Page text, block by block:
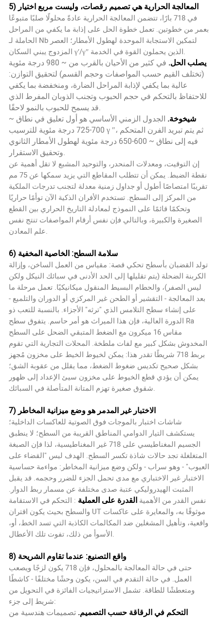
5) المعالجة الحرارية هي تصميم رقصات، وليست مربع اختيار
في 718 بارًا، تتضمن المعالجة الحرارية عادةً محلولًا صلبًا متبوعًا
بعمر من خطوتين. تعمل خطوة الحل على إذابة ما يكفي من المراحل
الحاملة لـ Nb لتمكين الاستجابة الموحدة لهطول الأمطار؛ العصر
المزدوج يبني السكان γ′/γ″ الذين يحملون القوة في الخدمة.
يصلب الحل.
في كثير من الأحيان بالقرب من ~ 980 درجة مئوية
(تختلف القيم حسب المواصفات وحجم القسم) لتحقيق التوازن:
عالية بما يكفي لإذابة المراحل الضارة، ومنخفضة بما يكفي
للاحتفاظ بالتحكم في حجم الحبوب وتجنب الذوبان المفرط الذي
قد يسمح للحبوب بالنمو لاحقًا.
شيخوخة. الجدول الزمني الأساسي هو أول تعليق في نطاق ~
700-725 درجة مئوية للترسيب γ ″، ثم يتم تبريد الفرن المتحكم
فيه إلى نطاق ~ 600-650 درجة مئوية لهطول الأمطار الثانوي
وتحقيق الاستقرار.
إن التوقيت، ومعدلات المنحدر، والتوحيد المشبع لا تقل أهمية عن
نقطة الضبط. يمكن أن تتطلب المقاطع التي يزيد سمكها عن 75 مم
تقريبًا امتصاصًا أطول أو جداول زمنية معدلة لتجنب تدرجات الملكية
من المركز إلى السطح. تستخدم الأفران الذكية الآن توأمًا حراريًا
وتحكمًا قائمًا على النموذج لمعادلة التاريخ الحراري بين القطع
الصغيرة والكبيرة، وبالتالي فإن نفس أرقام المواصفات تنتج نفس
علم المعادن.
6) سلامة السطح: الخاصية المخفية
تولد القضبان بأسطح تحكي قصة: مقياس من العمل الساخن، وإزالة
الكربنة الضحلة (يتم تقليلها إلى الحد الأدنى في سبائك النيكل ولكن
ليس الصفر)، والحطام البسيط المنقول ميكانيكيًا. تعمل مرحلة ما
بعد المعالجة - التقشير أو الطحن غير المركزي أو الدوران والتلميع -
على إنشاء سطح التلامس الذي "ترثه" الأجزاء. بالنسبة للتعب ذو
الدورة العالية، فإن هذا الميراث هو أمر حاسم. يتفوق سطح Ra
مقاس 16 ميكرون مع الضغط المتبقي الضحل على السطح
المخدوش بشكل كبير مع لفات ملطخة. المحلات التجارية التي تقوم
بربط 718 شريطًا تقدر هذا: يمكن لخيوط الخيط على مخزون مُجهز
بشكل صحيح تكديس ضغوط الضغط، مما يقلل من عقوبة الشق؛
يمكن أن يؤدي قطع الخيوط على مخزون سيئ الإعداد إلى ظهور
شقوق صغيرة تهزم المتانة المتأصلة في السبائك.
7) الاختبار غير المدمر هو وضع ميزانية المخاطر
شاشات اختبار بالموجات فوق الصوتية للعاكسات الداخلية؛
يستكشف التيار الدوامي المناطق القريبة من السطح؛ لا ينطبق
الجسيم المغناطيسي على 718 غير المغناطيسية، لذا فإن الصبغة
المتغلغلة تجد حالات شاذة تكسر السطح. الهدف ليس "القضاء على
العيوب" - وهو سراب - ولكن وضع ميزانية المخاطر: مواءمة حساسية
الاختبار غير الاختباري مع مدى تحمل الجزء للضرر وحجمه. قد يقبل
المثبت الهيدروليكي عتبة صدى مختلفة عن مسمار ربط الدوار.
نفس القدر من الأهميةالقدرة على العملية : التحكم في الاستقامة
والسطح بحيث يكون اقتران UT موثوقًا به، والمعايرة على عاكسات
واقعية، وتأهيل المشغلين ضد المكالمات الكاذبة التي تسد الخط، أو،
الأسوأ من ذلك، تفوت تلك الأعطال.
8) واقع التصنيع: عندما تقاوم الشريحة
حتى في حالة المعالجة بالمحلول، فإن 718 يكون لزجًا ويصعب
العمل. في حالة التقدم في السن، يكون وحشًا مختلفًا - كاشطًا
ومتعطشًا للطاقة. تشمل الاستراتيجيات الفائزة في التحويل من
شريط إلى جزء:
التحكم في الرقاقة حسب التصميم. تصميمات هندسية من